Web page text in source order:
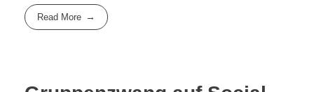
Read More